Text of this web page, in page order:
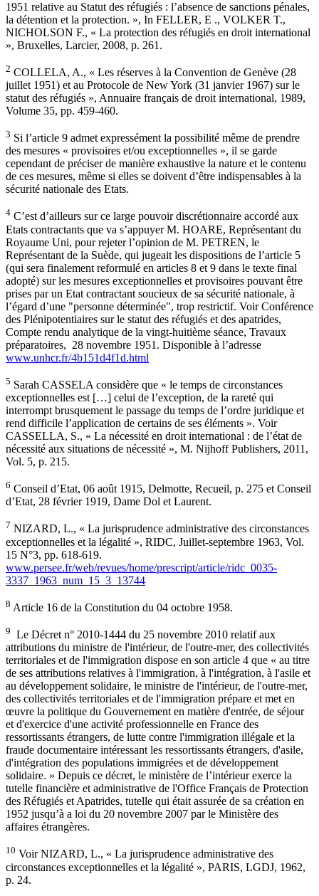
1951 relative au Statut des réfugiés : l’absence de sanctions pénales,
la détention et la protection. », In FELLER, E ., VOLKER T.,
NICHOLSON F., « La protection des réfugiés en droit international
», Bruxelles, Larcier, 2008, p. 261.
2 COLLELA, A., « Les réserves à la Convention de Genève (28
juillet 1951) et au Protocole de New York (31 janvier 1967) sur le
statut des réfugiés », Annuaire français de droit international, 1989,
Volume 35, pp. 459-460.
3 Si l’article 9 admet expressément la possibilité même de prendre
des mesures « provisoires et/ou exceptionnelles », il se garde
cependant de préciser de manière exhaustive la nature et le contenu
de ces mesures, même si elles se doivent d’être indispensables à la
sécurité nationale des Etats.
4 C’est d’ailleurs sur ce large pouvoir discrétionnaire accordé aux
Etats contractants que va s’appuyer M. HOARE, Représentant du
Royaume Uni, pour rejeter l’opinion de M. PETREN, le
Représentant de la Suède, qui jugeait les dispositions de l’article 5
(qui sera finalement reformulé en articles 8 et 9 dans le texte final
adopté) sur les mesures exceptionnelles et provisoires pouvant être
prises par un Etat contractant soucieux de sa sécurité nationale, à
l’égard d’une "personne déterminée", trop restrictif. Voir Conférence
des Plénipotentiaires sur le statut des réfugiés et des apatrides,
Compte rendu analytique de la vingt-huitième séance, Travaux
préparatoires, 28 novembre 1951. Disponible à l’adresse
www.unhcr.fr/4b151d4f1d.html
5 Sarah CASSELA considère que « le temps de circonstances
exceptionnelles est […] celui de l’exception, de la rareté qui
interrompt brusquement le passage du temps de l’ordre juridique et
rend difficile l’application de certains de ses éléments ». Voir
CASSELLA, S., « La nécessité en droit international : de l’état de
nécessité aux situations de nécessité », M. Nijhoff Publishers, 2011,
Vol. 5, p. 215.
6 Conseil d’Etat, 06 août 1915, Delmotte, Recueil, p. 275 et Conseil
d’Etat, 28 février 1919, Dame Dol et Laurent.
7 NIZARD, L., « La jurisprudence administrative des circonstances
exceptionnelles et la légalité », RIDC, Juillet-septembre 1963, Vol.
15 N°3, pp. 618-619.
www.persee.fr/web/revues/home/prescript/article/ridc_0035-
3337_1963_num_15_3_13744
8 Article 16 de la Constitution du 04 octobre 1958.
9 Le Décret n° 2010-1444 du 25 novembre 2010 relatif aux
attributions du ministre de l'intérieur, de l'outre-mer, des collectivités
territoriales et de l'immigration dispose en son article 4 que « au titre
de ses attributions relatives à l'immigration, à l'intégration, à l'asile et
au développement solidaire, le ministre de l'intérieur, de l'outre-mer,
des collectivités territoriales et de l'immigration prépare et met en
œuvre la politique du Gouvernement en matière d'entrée, de séjour
et d'exercice d'une activité professionnelle en France des
ressortissants étrangers, de lutte contre l'immigration illégale et la
fraude documentaire intéressant les ressortissants étrangers, d'asile,
d'intégration des populations immigrées et de développement
solidaire. » Depuis ce décret, le ministère de l’intérieur exerce la
tutelle financière et administrative de l'Office Français de Protection
des Réfugiés et Apatrides, tutelle qui était assurée de sa création en
1952 jusqu’à a loi du 20 novembre 2007 par le Ministère des
affaires étrangères.
10 Voir NIZARD, L., « La jurisprudence administrative des
circonstances exceptionnelles et la légalité », PARIS, LGDJ, 1962,
p. 24.